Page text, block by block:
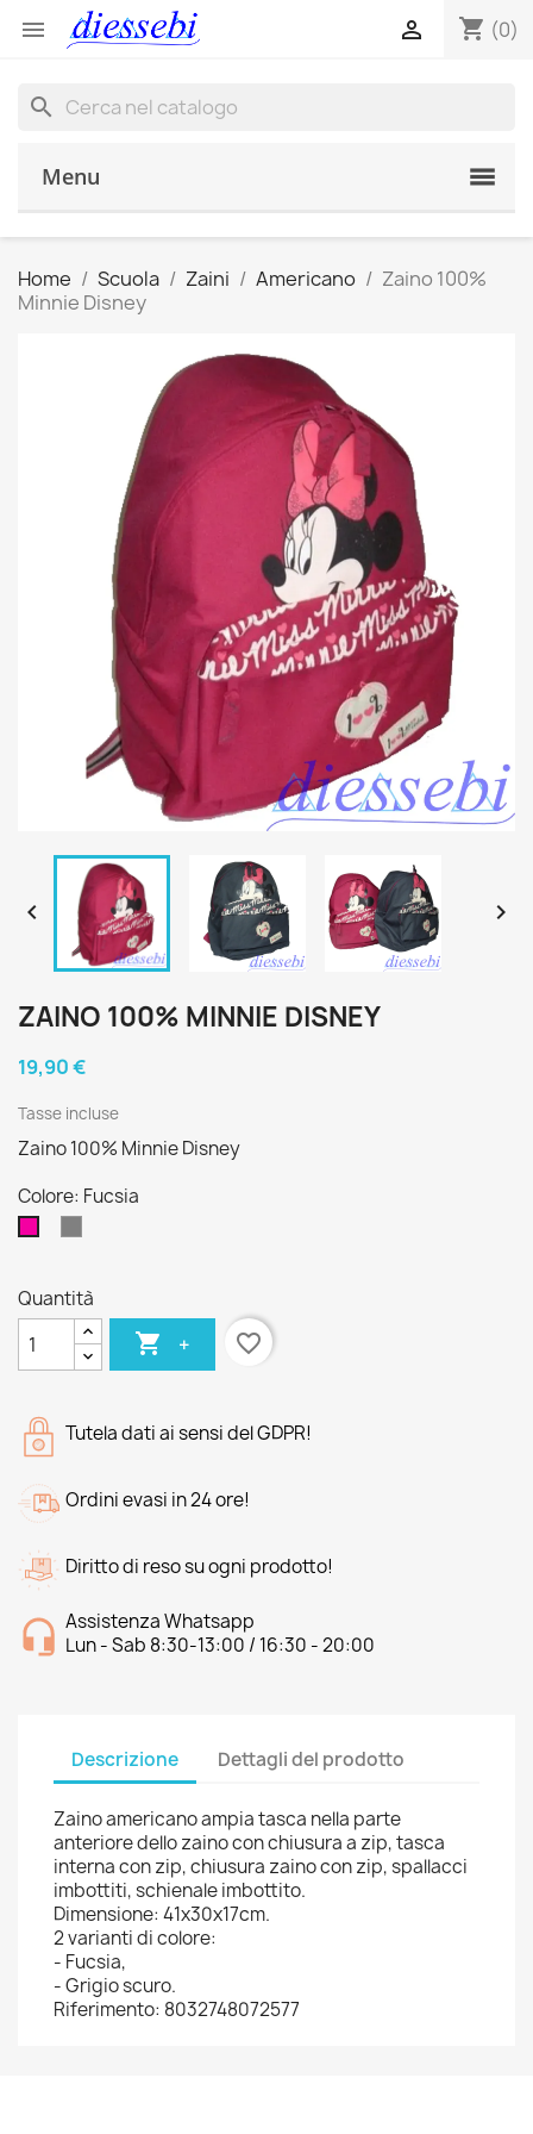
 shopping_cart (0)

search
Menu
Home Scuola Zaini Americano
Zaino 100%
Minnie Disney
 
ZAINO 100% MINNIE DISNEY
19,90 €
Tasse incluse
Zaino 100% Minnie Disney
Colore: Fucsia
Quantità
 + favorite_border
Tutela dati ai sensi del GDPR!
Ordini evasi in 24 ore!
Diritto di reso su ogni prodotto!
Assistenza Whatsapp
Lun - Sab 8:30-13:00 / 16:30 - 20:00
Descrizione Dettagli del prodotto
Zaino americano ampia tasca nella parte
anteriore dello zaino con chiusura a zip, tasca
interna con zip, chiusura zaino con zip, spallacci
imbottiti, schienale imbottito.
Dimensione: 41x30x17cm.
2 varianti di colore:
- Fucsia,
- Grigio scuro.
Riferimento: 8032748072577